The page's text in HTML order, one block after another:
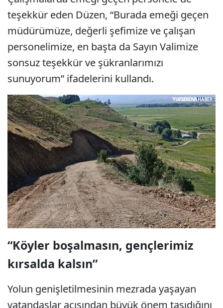
teşekkür eden Düzen, “Burada emeği geçen
müdürümüze, değerli şefimize ve çalışan
personelimize, en başta da Sayın Valimize
sonsuz teşekkür ve şükranlarımızı
sunuyorum” ifadelerini kullandı.
“Köyler boşalmasın, gençlerimiz
kırsalda kalsın”
Yolun genişletilmesinin mezrada yaşayan
vatandaşlar açısından büyük önem taşıdığını